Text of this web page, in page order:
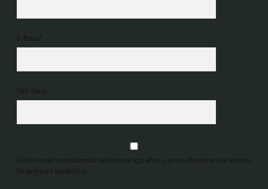
E-Posta*
Web Sitesi
Daha sonraki yorumlarımda kullanılması için adım, e-posta adresim ve site adresim
bu tarayıcıya kaydedilsin.